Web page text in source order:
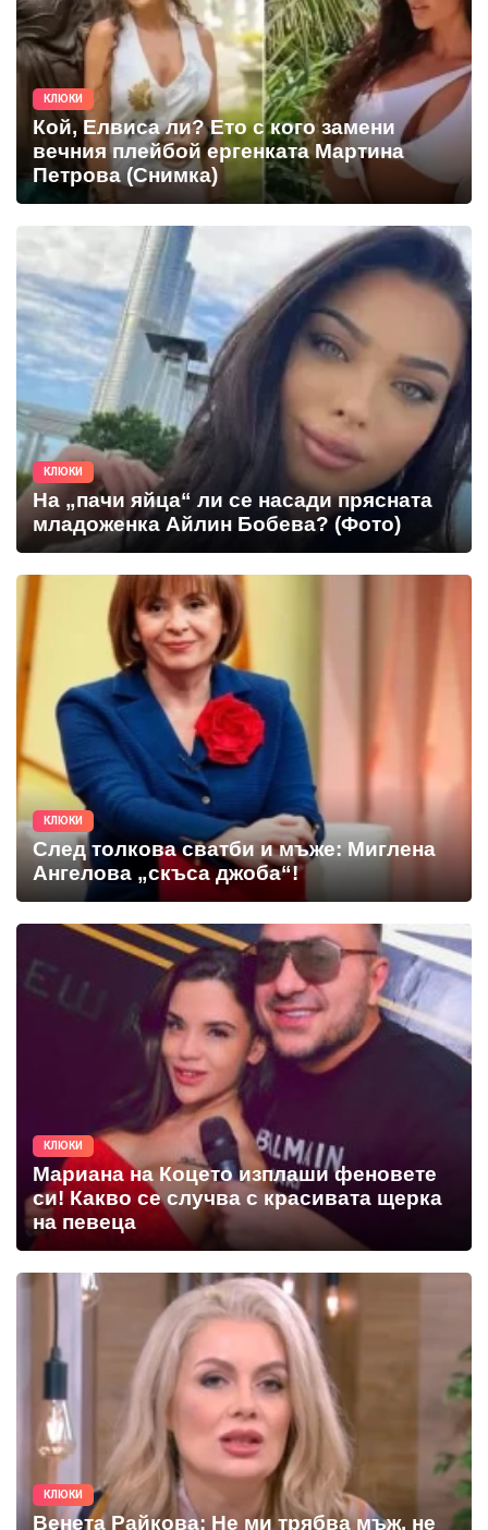
КЛЮКИ
Кой, Елвиса ли? Ето с кого замени
вечния плейбой ергенката Мартина
Петрова (Снимка)
КЛЮКИ
На „пачи яйца“ ли се насади прясната
младоженка Айлин Бобева? (Фото)
КЛЮКИ
След толкова сватби и мъже: Миглена
Ангелова „скъса джоба“!
КЛЮКИ
Мариана на Коцето изплаши феновете
си! Какво се случва с красивата щерка
на певеца
КЛЮКИ
Венета Райкова: Не ми трябва мъж, не